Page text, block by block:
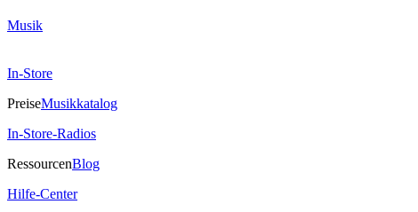
Musik
In-Store
PreiseMusikkatalog
In-Store-Radios
RessourcenBlog
Hilfe-Center